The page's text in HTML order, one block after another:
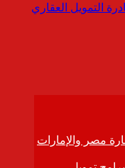
التمويل العقاري